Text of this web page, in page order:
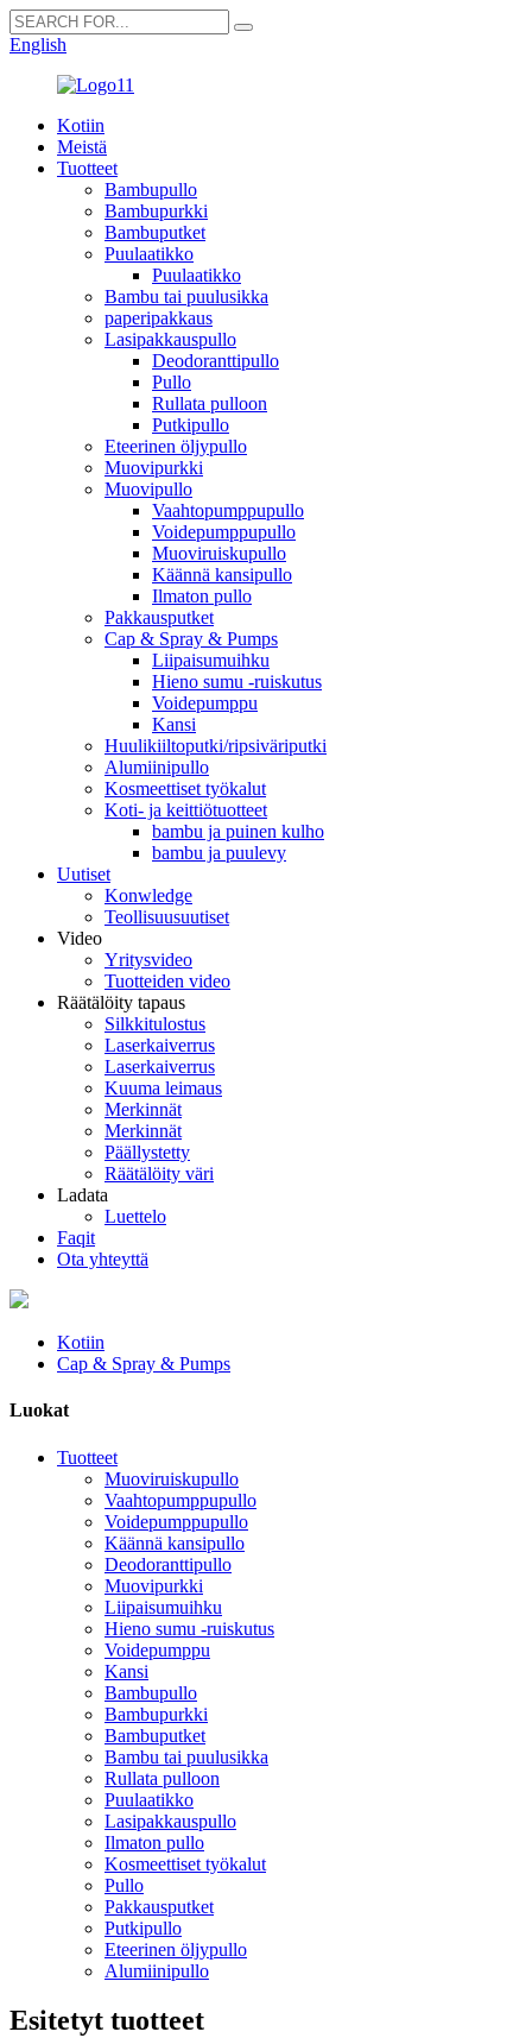
English
Kotiin
Meistä
Tuotteet
Bambupullo
Bambupurkki
Bambuputket
Puulaatikko
Puulaatikko
Bambu tai puulusikka
paperipakkaus
Lasipakkauspullo
Deodoranttipullo
Pullo
Rullata pulloon
Putkipullo
Eteerinen öljypullo
Muovipurkki
Muovipullo
Vaahtopumppupullo
Voidepumppupullo
Muoviruiskupullo
Käännä kansipullo
Ilmaton pullo
Pakkausputket
Cap & Spray & Pumps
Liipaisumuihku
Hieno sumu -ruiskutus
Voidepumppu
Kansi
Huulikiiltoputki/ripsiväriputki
Alumiinipullo
Kosmeettiset työkalut
Koti- ja keittiötuotteet
bambu ja puinen kulho
bambu ja puulevy
Uutiset
Konwledge
Teollisuusuutiset
Video
Yritysvideo
Tuotteiden video
Räätälöity tapaus
Silkkitulostus
Laserkaiverrus
Laserkaiverrus
Kuuma leimaus
Merkinnät
Merkinnät
Päällystetty
Räätälöity väri
Ladata
Luettelo
Faqit
Ota yhteyttä
Kotiin
Cap & Spray & Pumps
Luokat
Tuotteet
Muoviruiskupullo
Vaahtopumppupullo
Voidepumppupullo
Käännä kansipullo
Deodoranttipullo
Muovipurkki
Liipaisumuihku
Hieno sumu -ruiskutus
Voidepumppu
Kansi
Bambupullo
Bambupurkki
Bambuputket
Bambu tai puulusikka
Rullata pulloon
Puulaatikko
Lasipakkauspullo
Ilmaton pullo
Kosmeettiset työkalut
Pullo
Pakkausputket
Putkipullo
Eteerinen öljypullo
Alumiinipullo
Esitetyt tuotteet